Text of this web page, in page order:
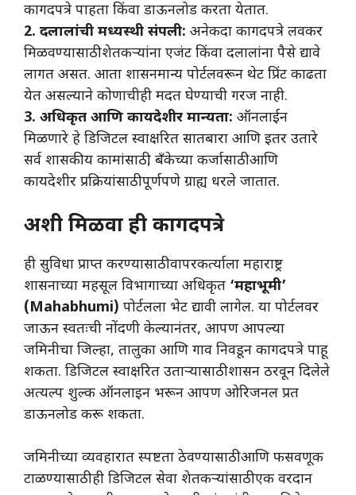
कागदपत्रे पाहता किंवा डाऊनलोड करता येतात.
2. दलालांची मध्यस्थी संपली: अनेकदा कागदपत्रे लवकर
मिळवण्यासाठी शेतकऱ्यांना एजंट किंवा दलालांना पैसे द्यावे
लागत असत. आता शासनमान्य पोर्टलवरून थेट प्रिंट काढता
येत असल्याने कोणाचीही मदत घेण्याची गरज नाही.
3. अधिकृत आणि कायदेशीर मान्यता: ऑनलाईन
मिळणारे हे डिजिटल स्वाक्षरित सातबारा आणि इतर उतारे
सर्व शासकीय कामांसाठी, बँकेच्या कर्जासाठी आणि
कायदेशीर प्रक्रियांसाठी पूर्णपणे ग्राह्य धरले जातात.
अशी मिळवा ही कागदपत्रे
​ही सुविधा प्राप्त करण्यासाठी वापरकर्त्याला महाराष्ट्र
शासनाच्या महसूल विभागाच्या अधिकृत ‘महाभूमी’
(Mahabhumi) पोर्टलला भेट द्यावी लागेल. या पोर्टलवर
जाऊन स्वतःची नोंदणी केल्यानंतर, आपण आपल्या
जमिनीचा जिल्हा, तालुका आणि गाव निवडून कागदपत्रे पाहू
शकता. डिजिटल स्वाक्षरित उताऱ्यासाठी शासन ठरवून दिलेले
अत्यल्प शुल्क ऑनलाइन भरून आपण ओरिजनल प्रत
डाऊनलोड करू शकता.
​जमिनीच्या व्यवहारात स्पष्टता ठेवण्यासाठी आणि फसवणूक
टाळण्यासाठी ही डिजिटल सेवा शेतकऱ्यांसाठी एक वरदान